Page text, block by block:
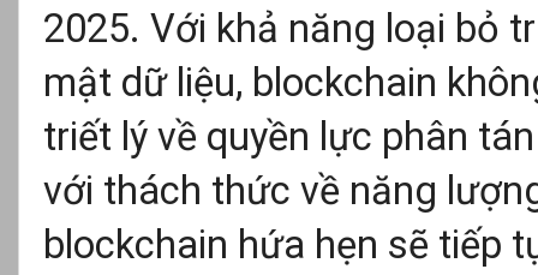
2025. Với khả năng loại bỏ
mật dữ liệu, blockchain
triết lý về quyền lực phân
với thách thức về năng
blockchain hứa hẹn sẽ tiếp